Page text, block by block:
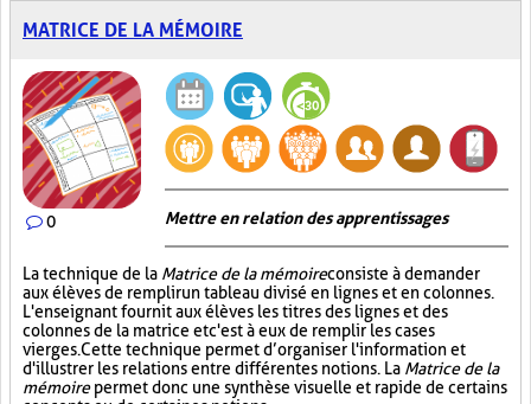
MATRICE DE LA MÉMOIRE
0 Mettre en relation des apprentissages
La technique de la Matrice de la mémoireconsiste à demander
aux élèves de remplir un tableau divisé en lignes et en colonnes.
L'enseignant fournit aux élèves les titres des lignes et des
colonnes de la matrice et c'est à eux de remplir les cases
vierges. Cette technique permet d’organiser l'information et
d'illustrer les relations entre différentes notions. La Matrice de la
mémoirepermet donc une synthèse visuelle et rapide de certains